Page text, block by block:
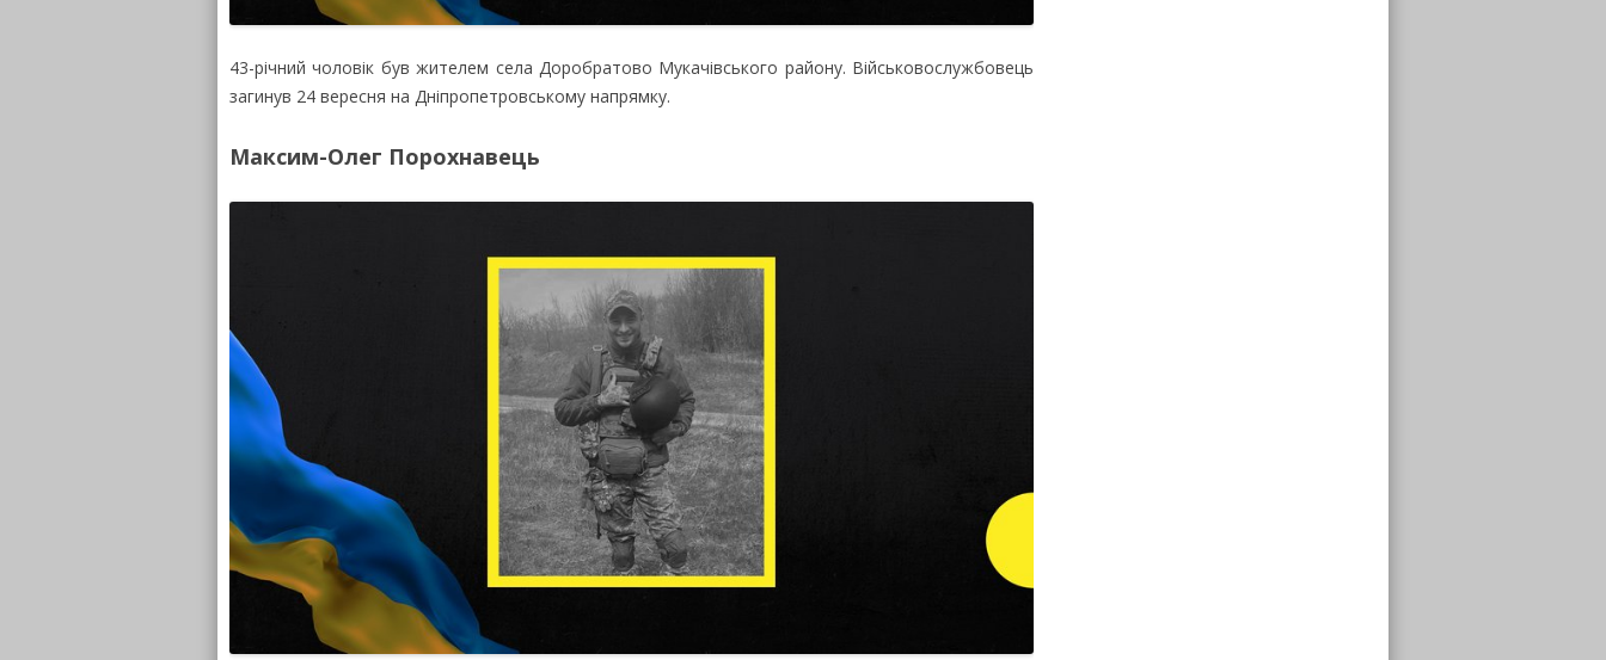
43-річний чоловік був жителем села Доробратово Мукачівського району. Військовослужбовець
загинув 24 вересня на Дніпропетровському напрямку.
Максим-Олег Порохнавець